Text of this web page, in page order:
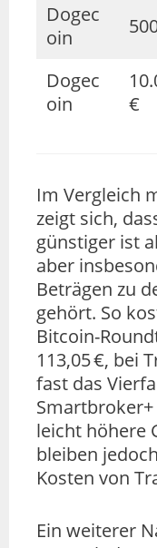
Dogec
oin
Dogec
oin
€
Im Vergleich
zeigt sich,
günstiger ist
aber
Beträgen zu
gehört. So
Bitcoin-
113,05 €, bei
fast das
leicht höhere
bleiben
Kosten von
Ein weiterer